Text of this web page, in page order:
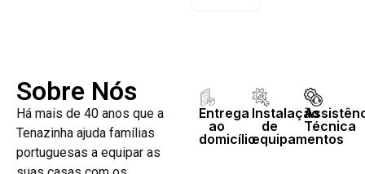
Sobre Nós
Há mais de 40 anos que a
Tenazinha ajuda famílias
portuguesas a equipar as
Entrega
ao
domicílio
Instalação
de
equipamentos
Técnica